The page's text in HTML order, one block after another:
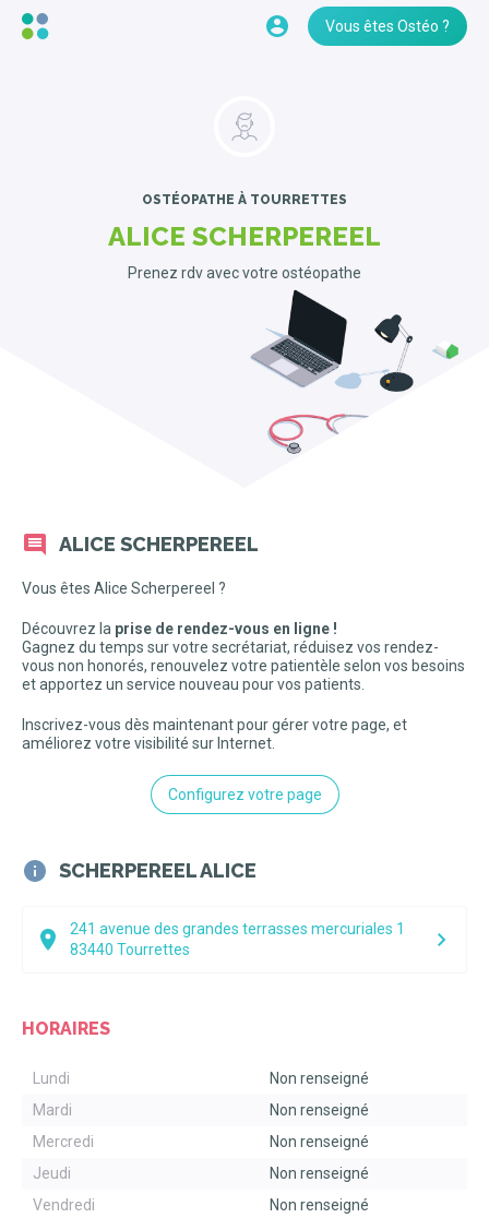
Vous êtes Ostéo ?
OSTÉOPATHE À TOURRETTES
ALICE SCHERPEREEL
Prenez rdv avec votre ostéopathe
ALICE SCHERPEREEL
Vous êtes Alice Scherpereel ?
Découvrez la prise de rendez-vous en ligne !
Gagnez du temps sur votre secrétariat, réduisez vos rendez-
vous non honorés, renouvelez votre patientèle selon vos besoins
et apportez un service nouveau pour vos patients.
Inscrivez-vous dès maintenant pour gérer votre page, et
améliorez votre visibilité sur Internet.
Configurez votre page
SCHERPEREEL ALICE
241 avenue des grandes terrasses mercuriales 1
83440 Tourrettes
HORAIRES
Lundi
Non renseigné
Mardi
Non renseigné
Mercredi
Non renseigné
Jeudi
Non renseigné
Vendredi
Non renseigné